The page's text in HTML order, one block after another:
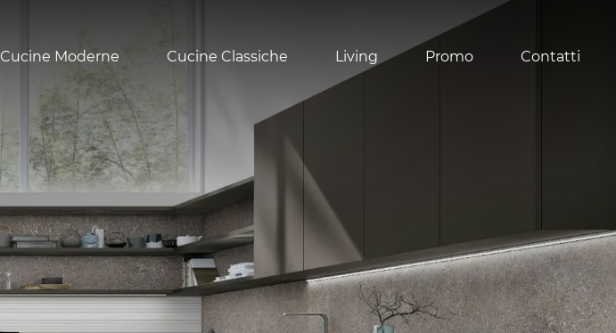
Cucine Moderne Cucine Classiche Living Promo Contatti